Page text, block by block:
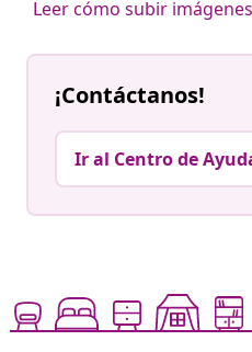
Leer cómo subir imágenes
¡Contáctanos!
Ir al Centro de